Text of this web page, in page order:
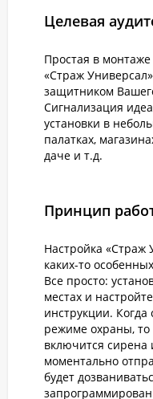
Целевая
Простая в
«Страж
защитником
Сигнализация
установки в
палатках,
даче и т.д.
Принцип
Настройка «Страж
каких-то
Все просто:
местах и
инструкции. Когда
режиме охраны, то
включится сирена
моментально
будет